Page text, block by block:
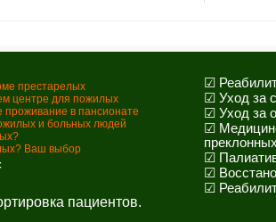
престарелых
центре для пожилых
в пансионате
и больных людей
Ваш выбор
пациентов.
☑
☑ Уход за
☑ Уход за
☑
☑
☑
☑